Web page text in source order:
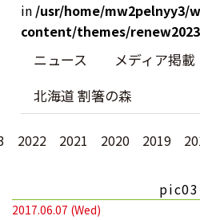
in /usr/home/mw2pelnyy3/
content/themes/
ニュース メディア掲載
北海道 割箸の森
2022 2021 2020 2019
pic03
2017.06.07 (Wed)